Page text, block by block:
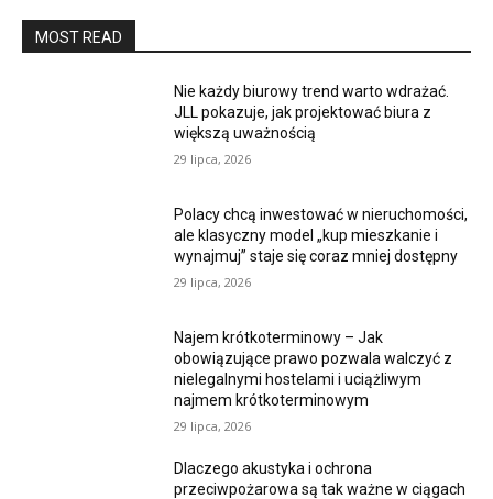
MOST READ
Nie każdy biurowy trend warto wdrażać.
JLL pokazuje, jak projektować biura z
większą uważnością
29 lipca, 2026
Polacy chcą inwestować w nieruchomości,
ale klasyczny model „kup mieszkanie i
wynajmuj” staje się coraz mniej dostępny
29 lipca, 2026
Najem krótkoterminowy – Jak
obowiązujące prawo pozwala walczyć z
nielegalnymi hostelami i uciążliwym
najmem krótkoterminowym
29 lipca, 2026
Dlaczego akustyka i ochrona
przeciwpożarowa są tak ważne w ciągach